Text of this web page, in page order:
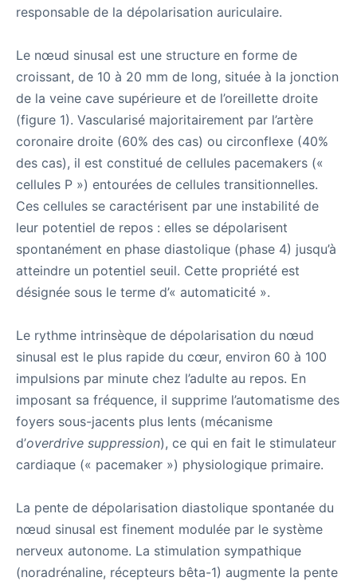
responsable de la dépolarisation auriculaire.
Le nœud sinusal est une structure en forme de
croissant, de 10 à 20 mm de long, située à la jonction
de la veine cave supérieure et de l’oreillette droite
(figure 1). Vascularisé majoritairement par l’artère
coronaire droite (60% des cas) ou circonflexe (40%
des cas), il est constitué de cellules pacemakers («
cellules P ») entourées de cellules transitionnelles.
Ces cellules se caractérisent par une instabilité de
leur potentiel de repos : elles se dépolarisent
spontanément en phase diastolique (phase 4) jusqu’à
atteindre un potentiel seuil. Cette propriété est
désignée sous le terme d’« automaticité ».
Le rythme intrinsèque de dépolarisation du nœud
sinusal est le plus rapide du cœur, environ 60 à 100
impulsions par minute chez l’adulte au repos. En
imposant sa fréquence, il supprime l’automatisme des
foyers sous-jacents plus lents (mécanisme
d’overdrive suppression), ce qui en fait le stimulateur
cardiaque (« pacemaker ») physiologique primaire.
La pente de dépolarisation diastolique spontanée du
nœud sinusal est finement modulée par le système
nerveux autonome. La stimulation sympathique
(noradrénaline, récepteurs bêta-1) augmente la pente